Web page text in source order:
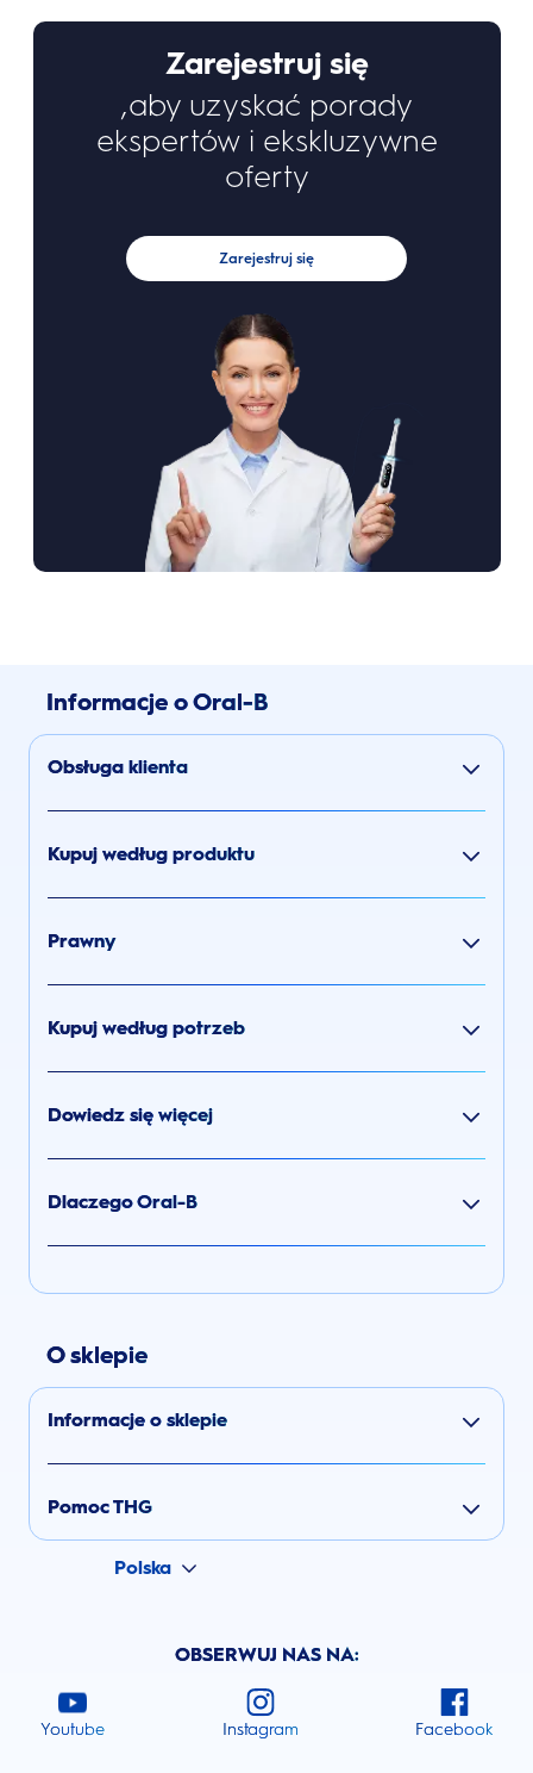
Zarejestruj się
,aby uzyskać porady
ekspertów i ekskluzywne
oferty
Zarejestruj się
Informacje o Oral-B
Obsługa klienta
Kupuj według produktu
Prawny
Kupuj według potrzeb
Dowiedz się więcej
Dlaczego Oral-B
O sklepie
Informacje o sklepie
Pomoc THG
Polska
OBSERWUJ NAS NA:
Youtube Instagram Facebook